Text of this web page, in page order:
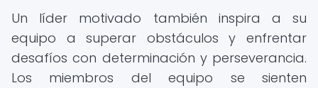
Un líder motivado también inspira a su
equipo a superar obstáculos y enfrentar
desafíos con determinación y perseverancia.
Los miembros del equipo se sienten